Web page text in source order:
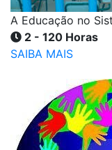
A Educação no
2 - 120 Horas
SAIBA MAIS